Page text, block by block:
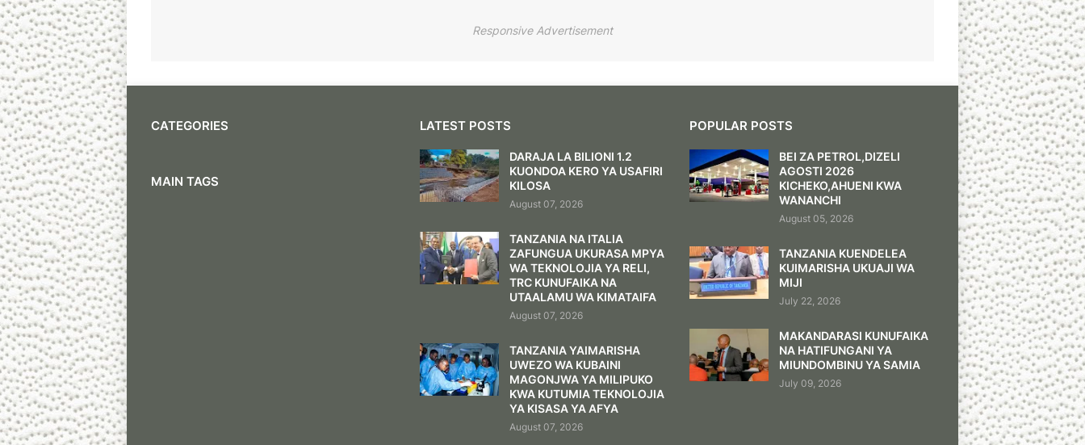
Responsive Advertisement
CATEGORIES
MAIN TAGS
LATEST POSTS
DARAJA LA BILIONI 1.2
KUONDOA KERO YA USAFIRI
KILOSA
August 07, 2026
TANZANIA NA ITALIA
ZAFUNGUA UKURASA MPYA
WA TEKNOLOJIA YA RELI,
TRC KUNUFAIKA NA
UTAALAMU WA KIMATAIFA
August 07, 2026
TANZANIA YAIMARISHA
UWEZO WA KUBAINI
MAGONJWA YA MILIPUKO
KWA KUTUMIA TEKNOLOJIA
YA KISASA YA AFYA
August 07, 2026
POPULAR POSTS
BEI ZA PETROL,DIZELI
AGOSTI 2026
KICHEKO,AHUENI KWA
WANANCHI
August 05, 2026
TANZANIA KUENDELEA
KUIMARISHA UKUAJI WA
MIJI
July 22, 2026
MAKANDARASI KUNUFAIKA
NA HATIFUNGANI YA
MIUNDOMBINU YA SAMIA
July 09, 2026